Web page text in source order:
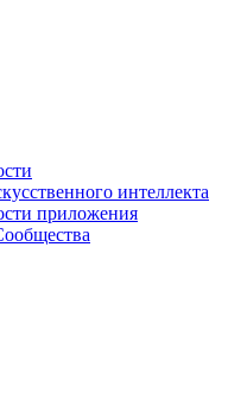
интеллекта
приложения